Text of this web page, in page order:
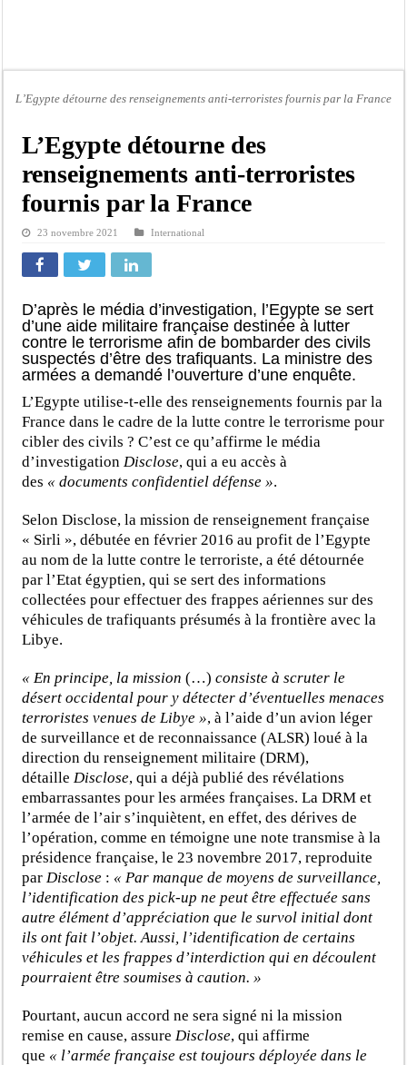
Assemblée nationale : une session extraordinaire convoquée sur les
Chavirement d’une pirogue à Djibonker: une fillette décède, des rescapés dans
Hajj 2027 : le RENOPHUS lance officiellement les préparatifs sous l’égide de
Kamb, l’Inspecteur de la jeunesse et des sports Guéladio Ba en tournée, un
L’Egypte détourne des renseignements anti-terroristes fournis par la France
L’Egypte détourne des
renseignements anti-terroristes
fournis par la France
23 novembre 2021 International
D’après le média d’investigation, l’Egypte se sert
d’une aide militaire française destinée à lutter
contre le terrorisme afin de bombarder des civils
suspectés d’être des trafiquants. La ministre des
armées a demandé l’ouverture d’une enquête.
L’Egypte utilise-t-elle des renseignements fournis par la
France dans le cadre de la lutte contre le terrorisme pour
cibler des civils ? C’est ce qu’affirme le média
d’investigationDisclose, qui a eu accès à
des « documents confidentiel défense ».
Selon Disclose, la mission de renseignement française
« Sirli », débutée en février 2016 au profit de l’Egypte
au nom de la lutte contre le terroriste, a été détournée
par l’Etat égyptien, qui se sert des informations
collectées pour effectuer des frappes aériennes sur des
véhicules de trafiquants présumés à la frontière avec la
Libye.
« En principe, la mission (…)consiste à scruter le
désert occidental pour y détecter d’éventuelles menaces
terroristes venues de Libye », à l’aide d’un avion léger
de surveillance et de reconnaissance (ALSR) loué à la
direction du renseignement militaire (DRM),
détailleDisclose, qui a déjà publié des révélations
embarrassantes pour les armées françaises. La DRM et
l’armée de l’air s’inquiètent, en effet, des dérives de
l’opération, comme en témoigne une note transmise à la
présidence française, le 23 novembre 2017, reproduite
parDisclose : « Par manque de moyens de surveillance,
l’identification des pick-up ne peut être effectuée sans
autre élément d’appréciation que le survol initial dont
ils ont fait l’objet. Aussi, l’identification de certains
véhicules et les frappes d’interdiction qui en découlent
pourraient être soumises à caution. »
Pourtant, aucun accord ne sera signé ni la mission
remise en cause, assureDisclose, qui affirme
que « l’armée française est toujours déployée dans le